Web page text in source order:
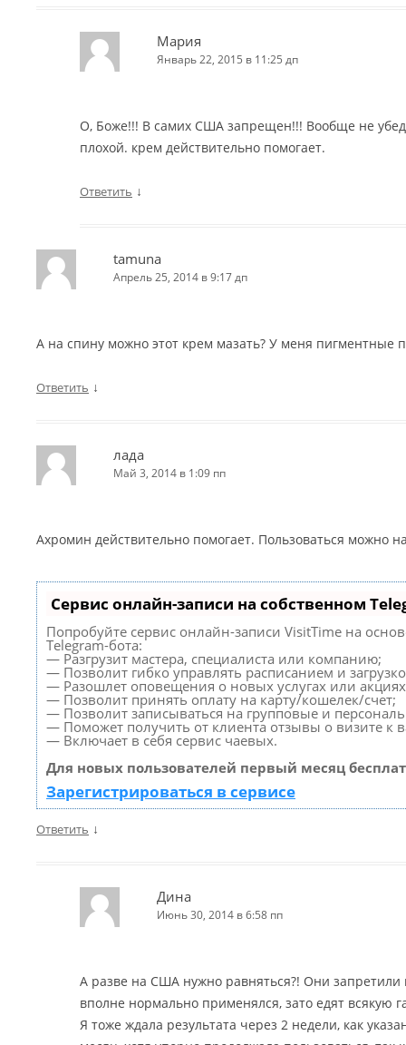
Мария
Январь 22, 2015 в 11:25 дп
О, Боже!!! В самих США запрещен!!! Вообще не
плохой. крем действительно помогает.
Ответить ↓
tamuna
Апрель 25, 2014 в 9:17 дп
А на спину можно этот крем мазать? У меня пигментные
Ответить ↓
лада
Май 3, 2014 в 1:09 пп
Ахромин действительно помогает. Пользоваться можно
Сервис онлайн-записи на собственном
Попробуйте сервис онлайн-записи VisitTime на
Telegram-бота:
— Разгрузит мастера, специалиста или компанию;
— Позволит гибко управлять расписанием и
— Разошлет оповещения о новых услугах или
— Позволит принять оплату на карту/кошелек/счет;
— Позволит записываться на групповые и
— Поможет получить от клиента отзывы о визите к
— Включает в себя сервис чаевых.
Для новых пользователей первый месяц
Зарегистрироваться в сервисе
Ответить ↓
Дина
Июнь 30, 2014 в 6:58 пп
А разве на США нужно равняться?! Они
вполне нормально применялся, зато едят всякую
Я тоже ждала результата через 2 недели, как